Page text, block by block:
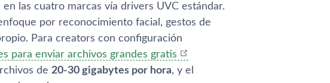
las cuatro marcas vía drivers UVC estándar.
por reconocimiento facial, gestos de
Para creators con configuración
para enviar archivos grandes gratis
de 20-30 gigabytes por hora, y el